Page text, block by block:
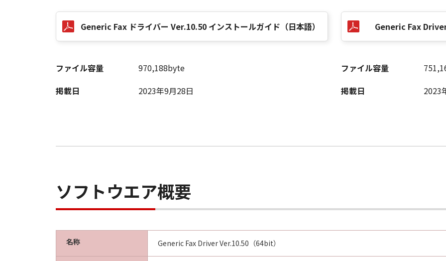
Generic Fax ドライバー Ver.10.50 インストールガイド（日本語）
ファイル容量
970,188byte
掲載日
2023年9月28日
Generic Fax
ファイル容量
掲載日
2023
ソフトウエア概要
名称 Generic Fax Driver Ver.10.50（64bit）